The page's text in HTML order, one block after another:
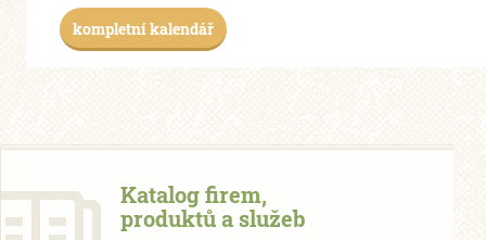
kompletní kalendář
Katalog firem,
produktů a služeb